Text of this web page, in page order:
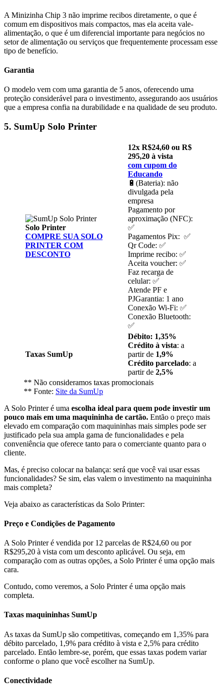
A Minizinha Chip 3 não imprime recibos diretamente, o que é
comum em dispositivos mais compactos, mas ela aceita vale-
alimentação, o que é um diferencial importante para negócios no
setor de alimentação ou serviços que frequentemente processam esse
tipo de benefício.
Garantia
O modelo vem com uma garantia de 5 anos, oferecendo uma
proteção considerável para o investimento, assegurando aos usuários
que a empresa confia na durabilidade e na qualidade de seu produto.
5. SumUp Solo Printer
Solo Printer
COMPRE SUA SOLO
PRINTER COM
DESCONTO
12x R$24,60 ou R$
295,20 à vista
com cupom do
Educando
🔋(Bateria): não
divulgada pela
empresa
Pagamento por
aproximação (NFC):
✅
Pagamentos Pix: ✅
Qr Code: ✅
Imprime recibo: ✅
Aceita voucher: ✅
Faz recarga de
celular: ✅
Atende PF e
PJGarantia: 1 ano
Conexão Wi-Fi: ✅
Conexão Bluetooth:
✅
Taxas SumUp
Débito: 1,35%
Crédito à vista: a
partir de 1,9%
Crédito parcelado: a
partir de 2,5%
** Não consideramos taxas promocionais
** Fonte: Site da SumUp
A Solo Printer é uma escolha ideal para quem pode investir um
pouco mais em uma maquininha de cartão. Então o preço mais
elevado em comparação com maquininhas mais simples pode ser
justificado pela sua ampla gama de funcionalidades e pela
conveniência que oferece tanto para o comerciante quanto para o
cliente.
Mas, é preciso colocar na balança: será que você vai usar essas
funcionalidades? Se sim, elas valem o investimento na maquininha
mais completa?
Veja abaixo as características da Solo Printer:
Preço e Condições de Pagamento
A Solo Printer é vendida por 12 parcelas de R$24,60 ou por
R$295,20 à vista com um desconto aplicável. Ou seja, em
comparação com as outras opções, a Solo Printer é uma opção mais
cara.
Contudo, como veremos, a Solo Printer é uma opção mais
completa.
Taxas maquininhas SumUp
As taxas da SumUp são competitivas, começando em 1,35% para
débito parcelado, 1,9% para crédito à vista e 2,5% para crédito
parcelado. Então lembre-se, porém, que essas taxas podem variar
conforme o plano que você escolher na SumUp.
Conectividade